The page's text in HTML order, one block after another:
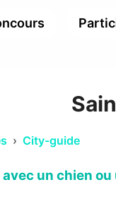
› City-guide
un chien